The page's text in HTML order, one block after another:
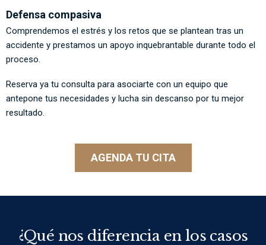
Defensa compasiva
Comprendemos el estrés y los retos que se plantean tras un
accidente y prestamos un apoyo inquebrantable durante todo el
proceso.
Reserva ya tu consulta para asociarte con un equipo que
antepone tus necesidades y lucha sin descanso por tu mejor
resultado.
AGENDA TU CITA
¿Qué nos diferencia en los casos